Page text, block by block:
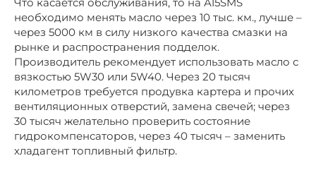
необходимо менять масло через 10 тыс. км., лучше –
через 5000 км в силу низкого качества смазки на
рынке и распространения подделок.
Производитель рекомендует использовать масло с
вязкостью 5W30 или 5W40. Через 20 тысяч
километров требуется продувка картера и прочих
вентиляционных отверстий, замена свечей; через
30 тысяч желательно проверить состояние
гидрокомпенсаторов, через 40 тысяч – заменить
хладагент топливный фильтр.